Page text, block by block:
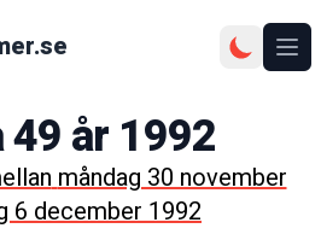
49år 1992
måndag 30 november
6 december 1992